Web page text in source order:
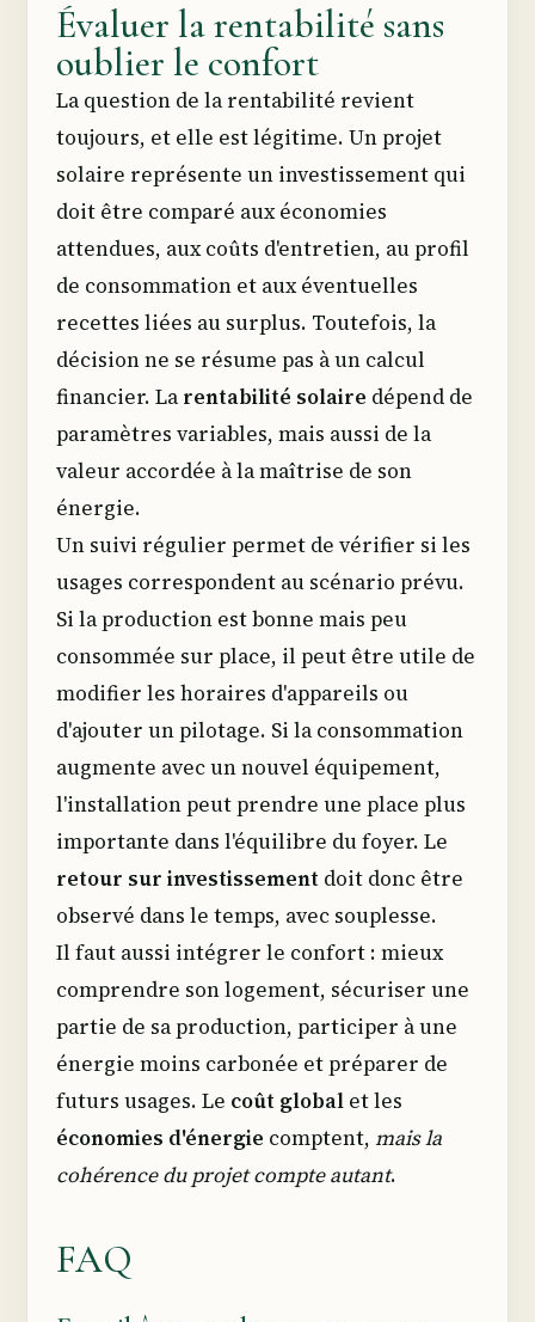
Évaluer la rentabilité sans
oublier le confort
La question de la rentabilité revient
toujours, et elle est légitime. Un projet
solaire représente un investissement qui
doit être comparé aux économies
attendues, aux coûts d'entretien, au profil
de consommation et aux éventuelles
recettes liées au surplus. Toutefois, la
décision ne se résume pas à un calcul
financier. Larentabilité solaire dépend de
paramètres variables, mais aussi de la
valeur accordée à la maîtrise de son
énergie.
Un suivi régulier permet de vérifier si les
usages correspondent au scénario prévu.
Si la production est bonne mais peu
consommée sur place, il peut être utile de
modifier les horaires d'appareils ou
d'ajouter un pilotage. Si la consommation
augmente avec un nouvel équipement,
l'installation peut prendre une place plus
importante dans l'équilibre du foyer. Le
retour sur investissement doit donc être
observé dans le temps, avec souplesse.
Il faut aussi intégrer le confort : mieux
comprendre son logement, sécuriser une
partie de sa production, participer à une
énergie moins carbonée et préparer de
futurs usages. Le coût global et les
économies d'énergie comptent, mais la
cohérence du projet compte autant.
FAQ